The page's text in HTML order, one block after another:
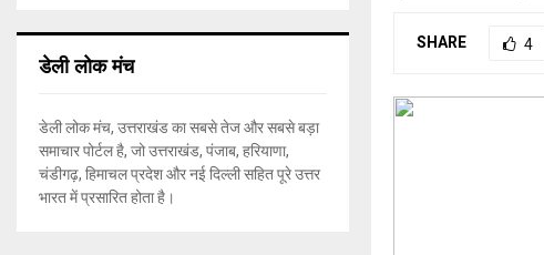
SHARE 4
डेली लोक मंच
डेली लोक मंच, उत्तराखंड का सबसे तेज और सबसे बड़ा
समाचार पोर्टल है, जो उत्तराखंड, पंजाब, हरियाणा,
चंडीगढ़, हिमाचल प्रदेश और नई दिल्ली सहित पूरे उत्तर
भारत में प्रसारित होता है।